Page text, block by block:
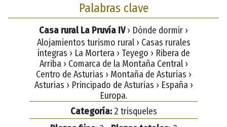
Palabras clave
Casa rural La Pruvía IV› Dónde dormir ›
Alojamientos turismo rural › Casas rurales
íntegras › La Mortera › Teyego › Ribera de
Arriba › Comarca de la Montaña Central ›
Centro de Asturias › Montaña de Asturias ›
Asturias › Principado de Asturias › España ›
Europa.
Categoría:2 trisqueles